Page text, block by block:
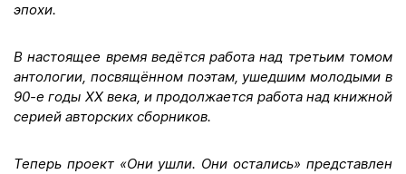
эпохи.
В настоящее время ведётся работа над третьим томом
антологии, посвящённом поэтам, ушедшим молодыми в
90-е годы XX века, и продолжается работа над книжной
серией авторских сборников.
Теперь проект «Они ушли. Они остались» представлен